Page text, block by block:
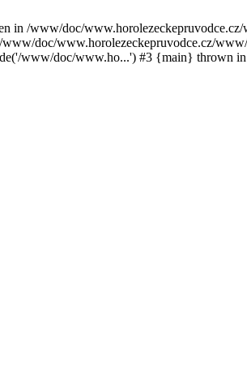
in /www/doc/
doc/www.horolezeckepruvodce.cz/www/
www/doc/www.ho...') #3 {main} thrown in